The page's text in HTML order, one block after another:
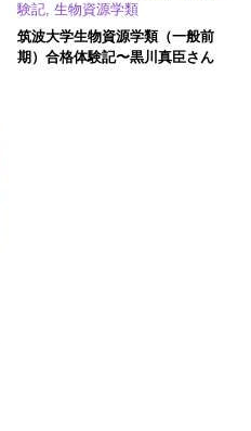
験記, 生物資源学類
筑波大学生物資源学類（一般前
期）合格体験記〜黒川真臣さん